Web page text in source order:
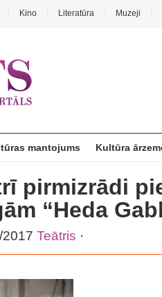
Kino Literatūra Muzeji
mantojums Kultūra
pirmizrādi
“Heda
Teātris ·